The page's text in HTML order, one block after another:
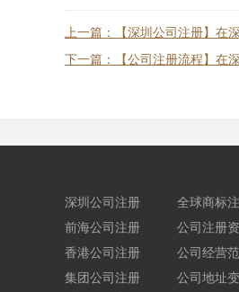
上一篇：【深圳公司注册】在
下一篇：【公司注册流程】在
深圳公司注册
前海公司注册
香港公司注册
集团公司注册
全球商标
公司注册
公司经营
公司地址